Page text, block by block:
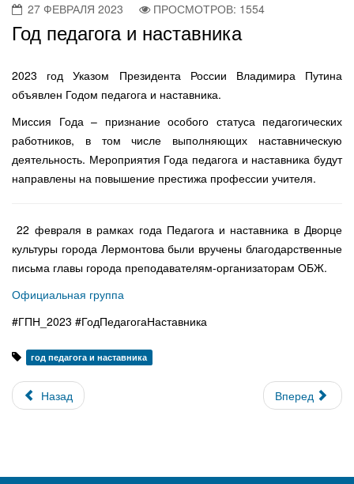
27 ФЕВРАЛЯ 2023 ПРОСМОТРОВ: 1554
Год педагога и наставника
2023 год Указом Президента России Владимира Путина
объявлен Годом педагога и наставника.
Миссия Года – признание особого статуса педагогических
работников, в том числе выполняющих наставническую
деятельность. Мероприятия Года педагога и наставника будут
направлены на повышение престижа профессии учителя.
22 февраля в рамках года Педагога и наставника в Дворце
культуры города Лермонтова были вручены благодарственные
письма главы города преподавателям-организаторам ОБЖ.
Официальная группа
#ГПН_2023 #ГодПедагогаНаставника
год педагога и наставника
Назад Вперед